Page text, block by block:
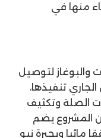
منها في
والبوغاز لتوصيل
الجاري تنفيذها،
الصلة وتكثيف
المشروع يضم
وبحيرة نيو